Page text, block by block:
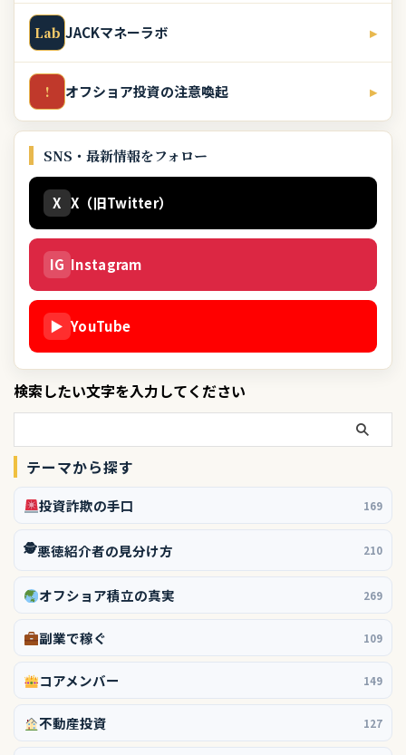
Lab JACKマネーラボ ▸
! オフショア投資の注意喚起 ▸
SNS・最新情報をフォロー
X X（旧Twitter）
IG Instagram
▶ YouTube
検索したい文字を入力してください
テーマから探す
投資詐欺の手口 169
🕵️悪徳紹介者の見分け方 210
オフショア積立の真実 269
副業で稼ぐ 109
コアメンバー 149
不動産投資 127